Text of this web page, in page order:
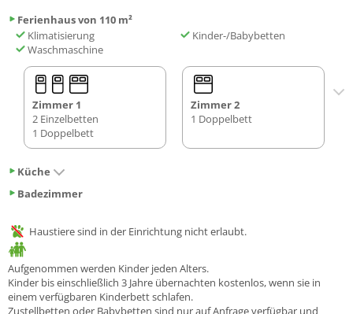
Ferienhaus von 110 m²
Klimatisierung
Kinder-/Babybetten
Waschmaschine
Zimmer 1
2 Einzelbetten
1 Doppelbett
Zimmer 2
1 Doppelbett
Küche
Badezimmer
Haustiere sind in der Einrichtung nicht erlaubt.
Aufgenommen werden Kinder jeden Alters.
Kinder bis einschließlich 3 Jahre übernachten kostenlos, wenn sie in
einem verfügbaren Kinderbett schlafen.
Zustellbetten oder Babybetten sind nur auf Anfrage verfügbar und